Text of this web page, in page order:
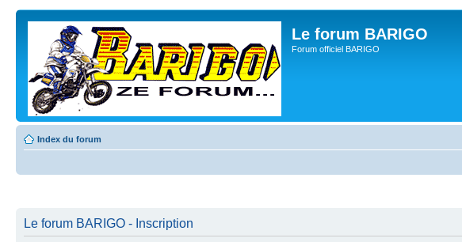
Le forum BARIGO
Forum officiel BARIGO
Index du forum
Le forum BARIGO - Inscription